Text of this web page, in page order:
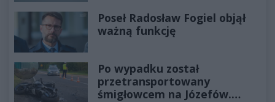
Poseł Radosław Fogiel objął
ważną funkcję
Po wypadku został
przetransportowany
śmigłowcem na Józefów.